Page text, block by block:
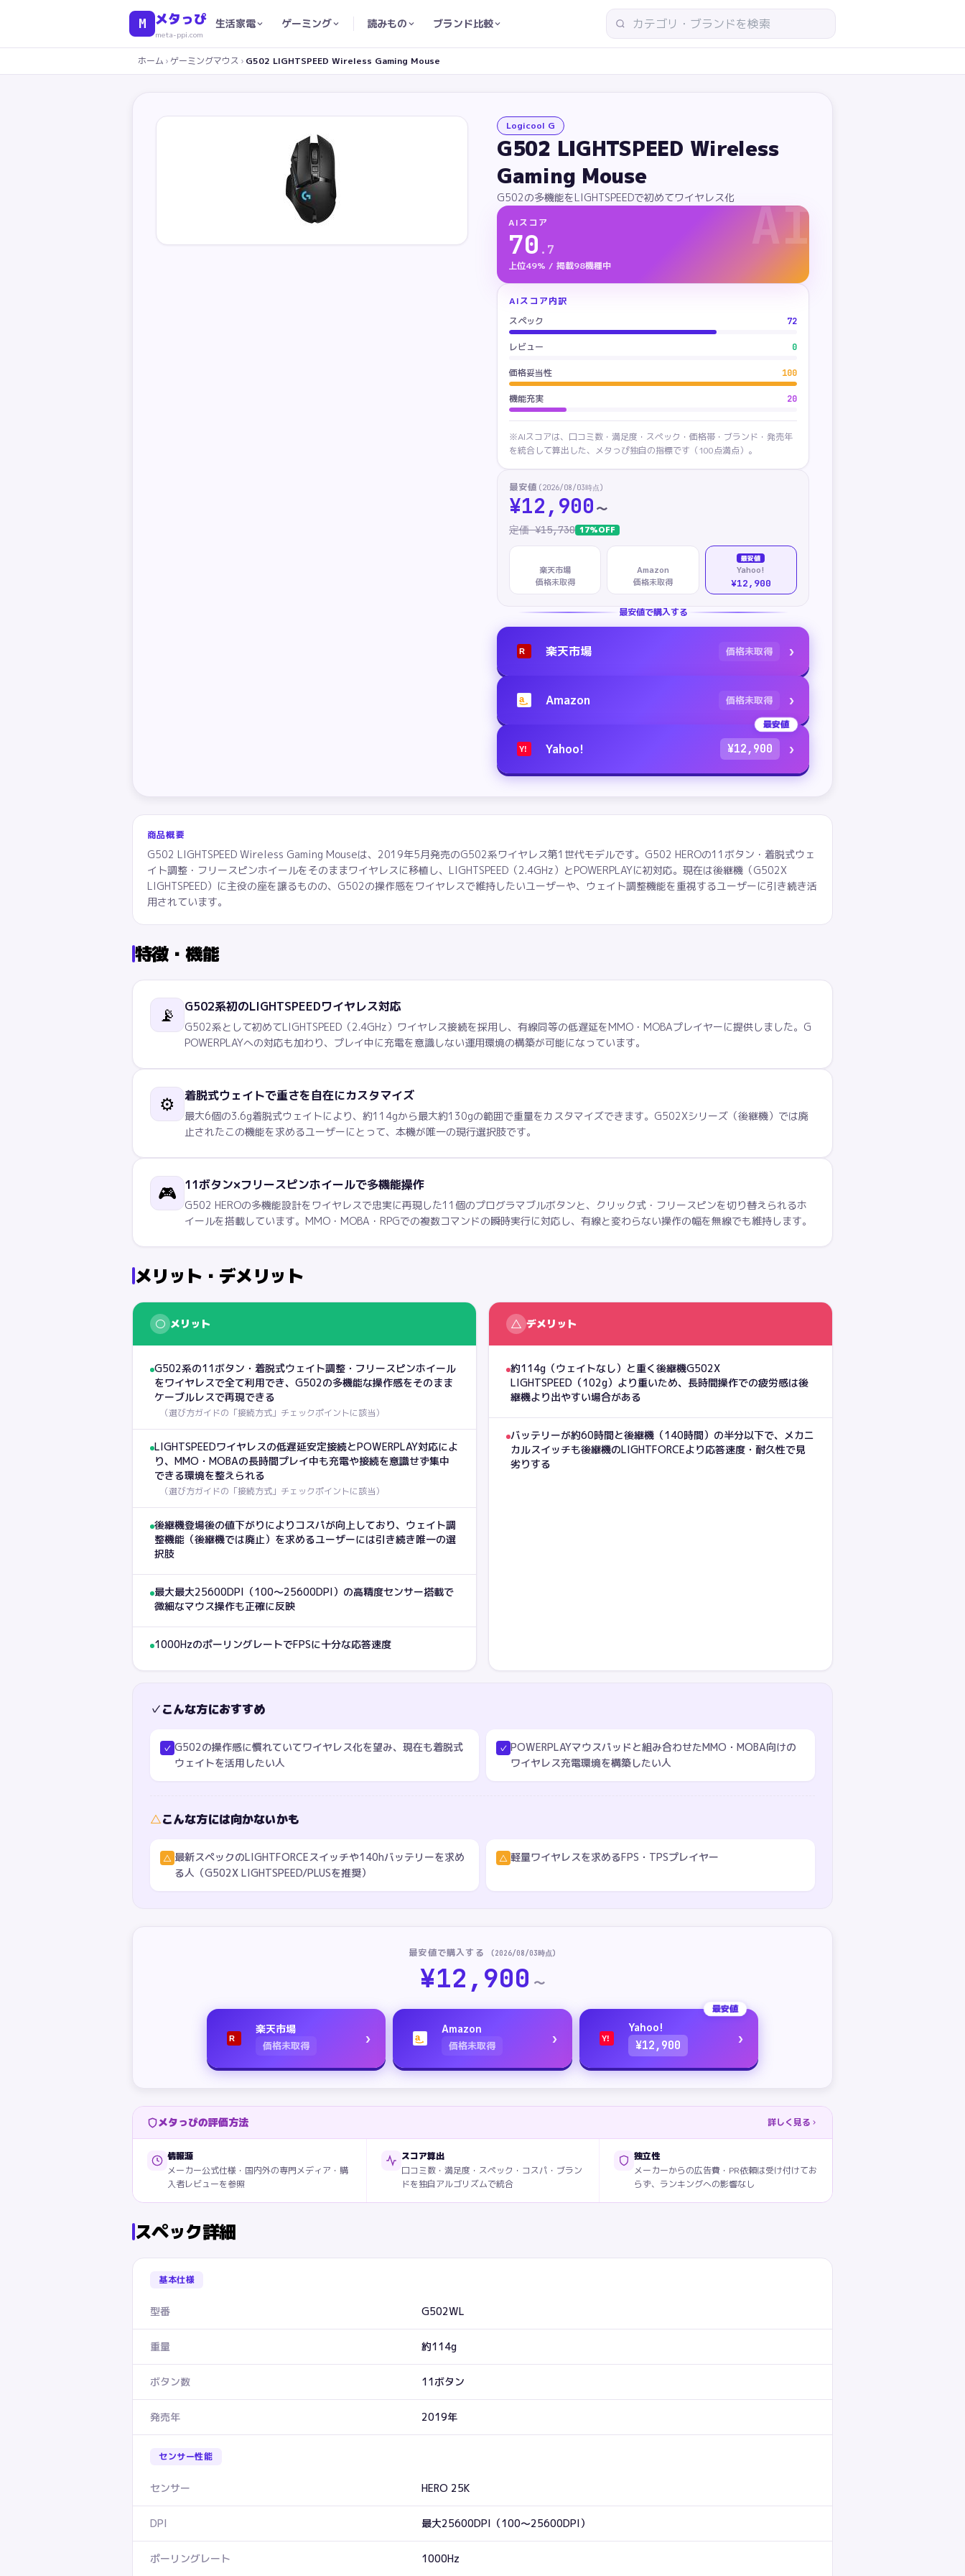
M メタっぴ
meta-ppi.com
生活家電 ゲーミング 読みもの ブランド比較
ホーム › ゲーミングマウス › G502 LIGHTSPEED Wireless Gaming Mouse
Logicool G
G502 LIGHTSPEED Wireless
Gaming Mouse
G502の多機能をLIGHTSPEEDで初めてワイヤレス化 AI
AIスコア
70 . 7
上位49% / 掲載98機種中
AIスコア内訳
スペック
72
レビュー 0
価格妥当性 100
機能充実 20
※AIスコアは、口コミ数・満足度・スペック・価格帯・ブランド・発売年
を統合して算出した、メタっぴ独自の指標です（100点満点）。
最安値 (2026/08/03時点)
¥12,900 〜
定価 ¥15,730 17%OFF
楽天市場
価格未取得
Amazon
価格未取得
最安値
Yahoo!
¥12,900
最安値で購入する
R 楽天市場 価格未取得 ›
a Amazon 価格未取得 ›
最安値
Y! Yahoo! ¥12,900 ›
商品概要
G502 LIGHTSPEED Wireless Gaming Mouseは、2019年5月発売のG502系ワイヤレス第1世代モデルです。G502 HEROの11ボタン・着脱式ウェ
イト調整・フリースピンホイールをそのままワイヤレスに移植し、LIGHTSPEED（2.4GHz）とPOWERPLAYに初対応。現在は後継機（G502X
LIGHTSPEED）に主役の座を譲るものの、G502の操作感をワイヤレスで維持したいユーザーや、ウェイト調整機能を重視するユーザーに引き続き活
用されています。
特徴・機能
📡 G502系初のLIGHTSPEEDワイヤレス対応
G502系として初めてLIGHTSPEED（2.4GHz）ワイヤレス接続を採用し、有線同等の低遅延をMMO・MOBAプレイヤーに提供しました。G
POWERPLAYへの対応も加わり、プレイ中に充電を意識しない運用環境の構築が可能になっています。
⚙️ 着脱式ウェイトで重さを自在にカスタマイズ
最大6個の3.6g着脱式ウェイトにより、約114gから最大約130gの範囲で重量をカスタマイズできます。G502Xシリーズ（後継機）では廃
止されたこの機能を求めるユーザーにとって、本機が唯一の現行選択肢です。
🎮 11ボタン×フリースピンホイールで多機能操作
G502 HEROの多機能設計をワイヤレスで忠実に再現した11個のプログラマブルボタンと、クリック式・フリースピンを切り替えられるホ
イールを搭載しています。MMO・MOBA・RPGでの複数コマンドの瞬時実行に対応し、有線と変わらない操作の幅を無線でも維持します。
メリット・デメリット
○ メリット
G502系の11ボタン・着脱式ウェイト調整・フリースピンホイール
をワイヤレスで全て利用でき、G502の多機能な操作感をそのまま
ケーブルレスで再現できる
（選び方ガイドの「接続方式」チェックポイントに該当）
LIGHTSPEEDワイヤレスの低遅延安定接続とPOWERPLAY対応によ
り、MMO・MOBAの長時間プレイ中も充電や接続を意識せず集中
できる環境を整えられる
（選び方ガイドの「接続方式」チェックポイントに該当）
後継機登場後の値下がりによりコスパが向上しており、ウェイト調
整機能（後継機では廃止）を求めるユーザーには引き続き唯一の選
択肢
最大最大25600DPI（100〜25600DPI）の高精度センサー搭載で
微細なマウス操作も正確に反映
1000HzのポーリングレートでFPSに十分な応答速度
△ デメリット
約114g（ウェイトなし）と重く後継機G502X
LIGHTSPEED（102g）より重いため、長時間操作での疲労感は後
継機より出やすい場合がある
バッテリーが約60時間と後継機（140時間）の半分以下で、メカニ
カルスイッチも後継機のLIGHTFORCEより応答速度・耐久性で見
劣りする
✓こんな方におすすめ
✓ G502の操作感に慣れていてワイヤレス化を望み、現在も着脱式
ウェイトを活用したい人
✓ POWERPLAYマウスパッドと組み合わせたMMO・MOBA向けの
ワイヤレス充電環境を構築したい人
△こんな方には向かないかも
△ 最新スペックのLIGHTFORCEスイッチや140hバッテリーを求め
る人（G502X LIGHTSPEED/PLUSを推奨）
△ 軽量ワイヤレスを求めるFPS・TPSプレイヤー
最安値で購入する (2026/08/03時点)
¥12,900 〜
R
楽天市場
価格未取得 › a
Amazon
価格未取得 ›
最安値
Y!
Yahoo!
¥12,900 ›
メタっぴの評価方法 詳しく見る
情報源
メーカー公式仕様・国内外の専門メディア・購
入者レビューを参照
スコア算出
口コミ数・満足度・スペック・コスパ・ブラン
ドを独自アルゴリズムで統合
独立性
メーカーからの広告費・PR依頼は受け付けてお
らず、ランキングへの影響なし
スペック詳細
基本仕様
型番 G502WL
重量 約114g
ボタン数 11ボタン
発売年 2019年
センサー性能
センサー HERO 25K
DPI 最大25600DPI（100〜25600DPI）
ポーリングレート 1000Hz